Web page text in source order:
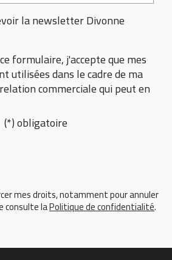
la newsletter Divonne
formulaire, j'accepte que mes
utilisées dans le cadre de ma
commerciale qui peut en
(*) obligatoire
mes droits, notamment pour annuler
consulte laPolitique de confidentialité.